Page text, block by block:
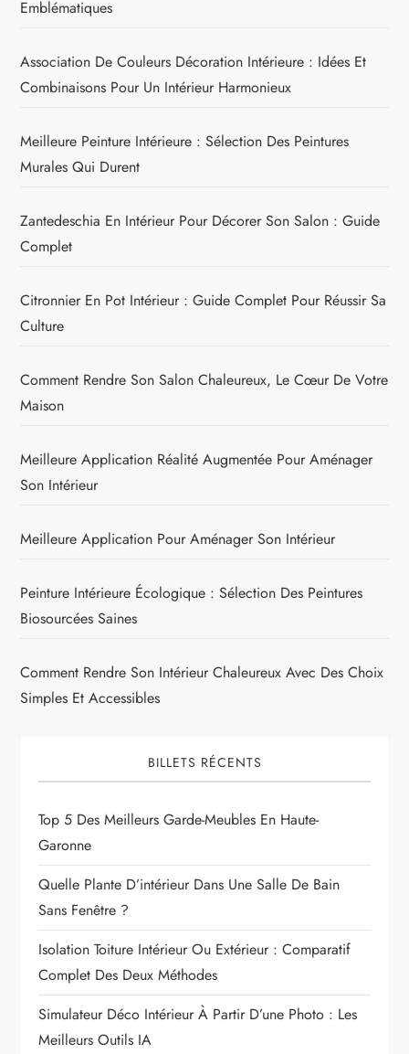
Emblématiques
Association De Couleurs Décoration Intérieure : Idées Et
Combinaisons Pour Un Intérieur Harmonieux
Meilleure Peinture Intérieure : Sélection Des Peintures
Murales Qui Durent
Zantedeschia En Intérieur Pour Décorer Son Salon : Guide
Complet
Citronnier En Pot Intérieur : Guide Complet Pour Réussir Sa
Culture
Comment Rendre Son Salon Chaleureux, Le Cœur De Votre
Maison
Meilleure Application Réalité Augmentée Pour Aménager
Son Intérieur
Meilleure Application Pour Aménager Son Intérieur
Peinture Intérieure Écologique : Sélection Des Peintures
Biosourcées Saines
Comment Rendre Son Intérieur Chaleureux Avec Des Choix
Simples Et Accessibles
BILLETS RÉCENTS
Top 5 Des Meilleurs Garde-Meubles En Haute-
Garonne
Quelle Plante D’intérieur Dans Une Salle De Bain
Sans Fenêtre ?
Isolation Toiture Intérieur Ou Extérieur : Comparatif
Complet Des Deux Méthodes
Simulateur Déco Intérieur À Partir D’une Photo : Les
Meilleurs Outils IA